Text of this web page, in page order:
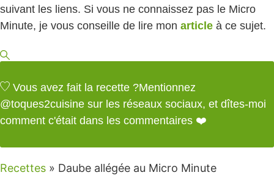
suivant les liens. Si vous ne connaissez pas le Micro
Minute, je vous conseille de lire mon article à ce sujet.
Vous avez fait la recette ?Mentionnez
@toques2cuisine sur les réseaux sociaux, et dîtes-moi
comment c'était dans les commentaires ❤️
Recettes » Daube allégée au Micro Minute